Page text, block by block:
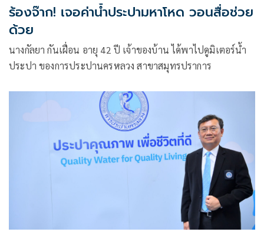
ร้องจ๊าก! เจอค่าน้ำประปามหาโหด วอนสื่อช่วย
ด้วย
นางกัลยา กันเฝื่อน อายุ 42 ปี เจ้าของบ้าน ได้พาไปดูมิเตอร์น้ำ
ประปา ของการประปานครหลวง สาขาสมุทรปราการ